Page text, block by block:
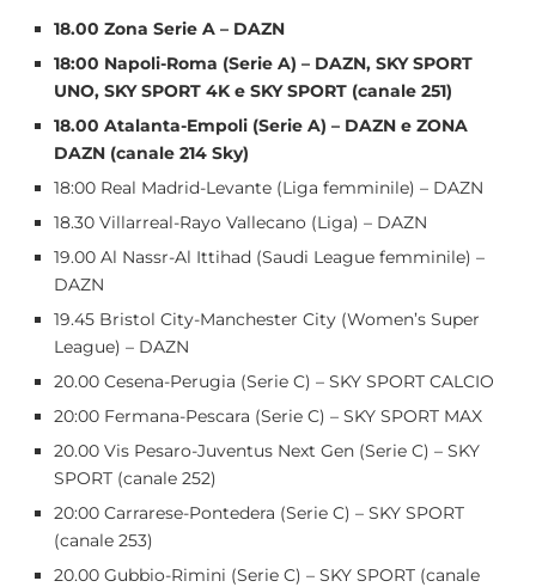
18.00 Zona Serie A – DAZN
18:00 Napoli-Roma (Serie A) – DAZN, SKY SPORT
UNO, SKY SPORT 4K e SKY SPORT (canale 251)
18.00 Atalanta-Empoli (Serie A) – DAZN e ZONA
DAZN (canale 214 Sky)
18:00 Real Madrid-Levante (Liga femminile) – DAZN
18.30 Villarreal-Rayo Vallecano (Liga) – DAZN
19.00 Al Nassr-Al Ittihad (Saudi League femminile) –
DAZN
19.45 Bristol City-Manchester City (Women’s Super
League) – DAZN
20.00 Cesena-Perugia (Serie C) – SKY SPORT CALCIO
20:00 Fermana-Pescara (Serie C) – SKY SPORT MAX
20.00 Vis Pesaro-Juventus Next Gen (Serie C) – SKY
SPORT (canale 252)
20:00 Carrarese-Pontedera (Serie C) – SKY SPORT
(canale 253)
20.00 Gubbio-Rimini (Serie C) – SKY SPORT (canale